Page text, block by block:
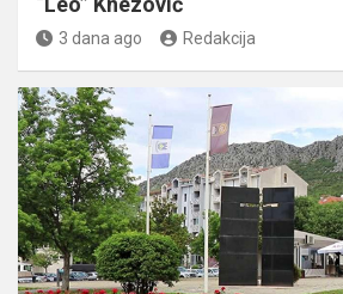
3 dana ago Redakcija